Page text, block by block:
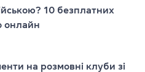
10 безплатних
онлайн
на розмовні клуби зі